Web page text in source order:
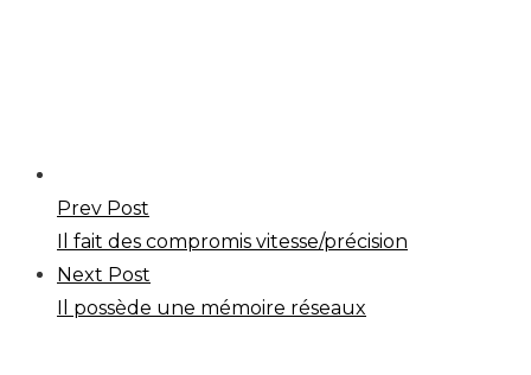
Prev Post
Il fait des compromis vitesse/précision
Next Post
Il possède une mémoire réseaux